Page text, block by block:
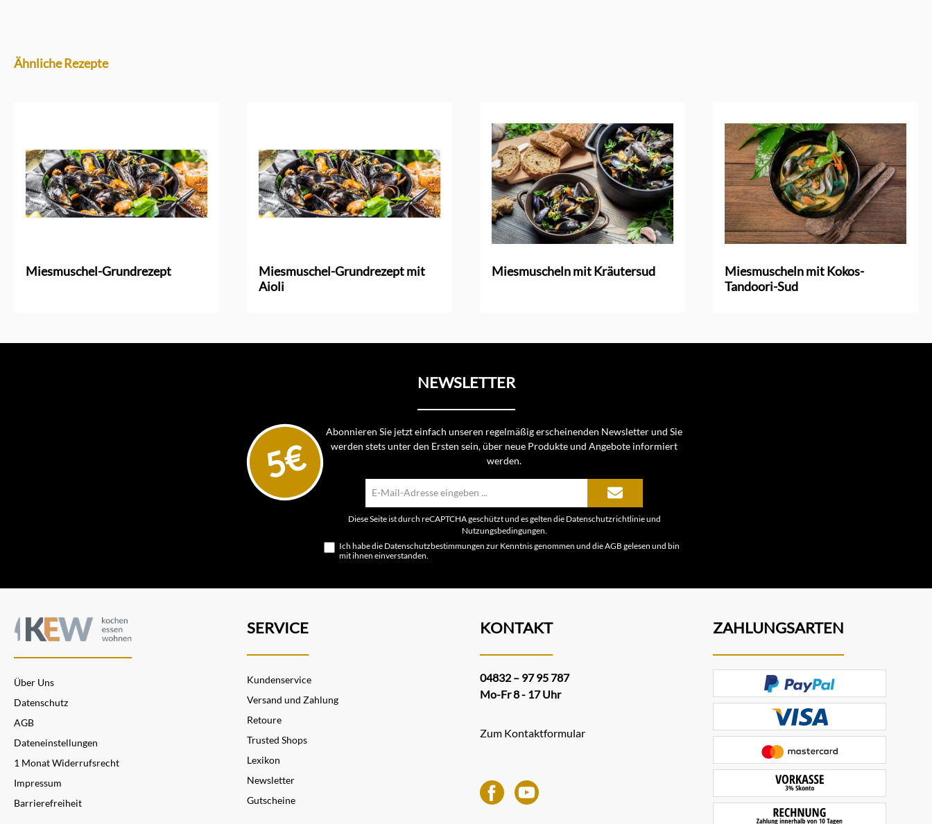
Ähnliche Rezepte
Miesmuschel-Grundrezept
Miesmuschel-Grundrezept mit
Aioli
Miesmuscheln mit Kräutersud
Miesmuscheln mit Kokos-
Tandoori-Sud
NEWSLETTER
5€
Abonnieren Sie jetzt einfach unseren regelmäßig erscheinenden Newsletter und Sie
werden stets unter den Ersten sein, über neue Produkte und Angebote informiert
werden.
Mail-
Adresse*
Diese Seite ist durch reCAPTCHA geschützt und es gelten die Datenschutzrichtlinieund
Nutzungsbedingungen
Ich habe die Datenschutzbestimmungen zur Kenntnis genommen und dieAGB gelesen und bin
mit ihnen einverstanden.
Über Uns
Datenschutz
AGB
Dateneinstellungen
1 Monat Widerrufsrecht
Impressum
Barrierefreiheit
SERVICE
Kundenservice
Versand und Zahlung
Retoure
Trusted Shops
Lexikon
Newsletter
Gutscheine
KONTAKT
04832 – 97 95 787
Mo-Fr 8 - 17 Uhr
Zum Kontaktformular
ZAHLUNGSARTEN